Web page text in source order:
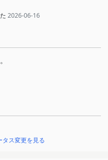
2026-06-16
ス変更を見る